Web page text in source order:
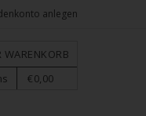
anlegen
WARENKORB
€0,00